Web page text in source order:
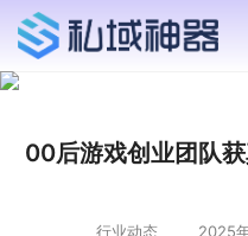
00后游戏创业团队
行业动态 2025